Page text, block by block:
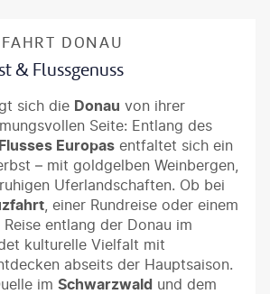
DONAU
& Flussgenuss
sich die Donau von ihrer
Seite: Entlang des
Europas entfaltet sich ein
– mit goldgelben Weinbergen,
Uferlandschaften. Ob bei
, einer Rundreise oder einem
entlang der Donau im
kulturelle Vielfalt mit
abseits der Hauptsaison.
im Schwarzwald und dem